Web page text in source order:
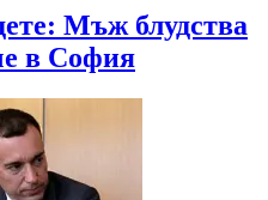
Мъж блудства
в София